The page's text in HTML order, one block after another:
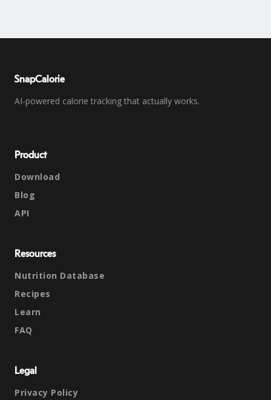
SnapCalorie
AI-powered calorie tracking that actually works.
Product
Download
Blog
API
Resources
Nutrition Database
Recipes
Learn
FAQ
Legal
Privacy Policy